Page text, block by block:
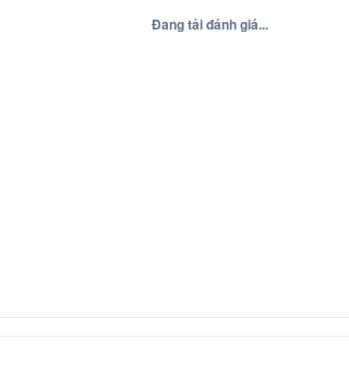
Đang tải đánh giá...